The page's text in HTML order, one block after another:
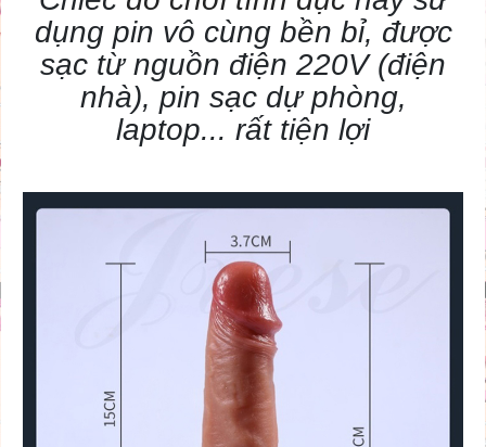
dụng pin vô cùng bền bỉ, được
sạc từ nguồn điện 220V (điện
nhà), pin sạc dự phòng,
laptop... rất tiện lợi